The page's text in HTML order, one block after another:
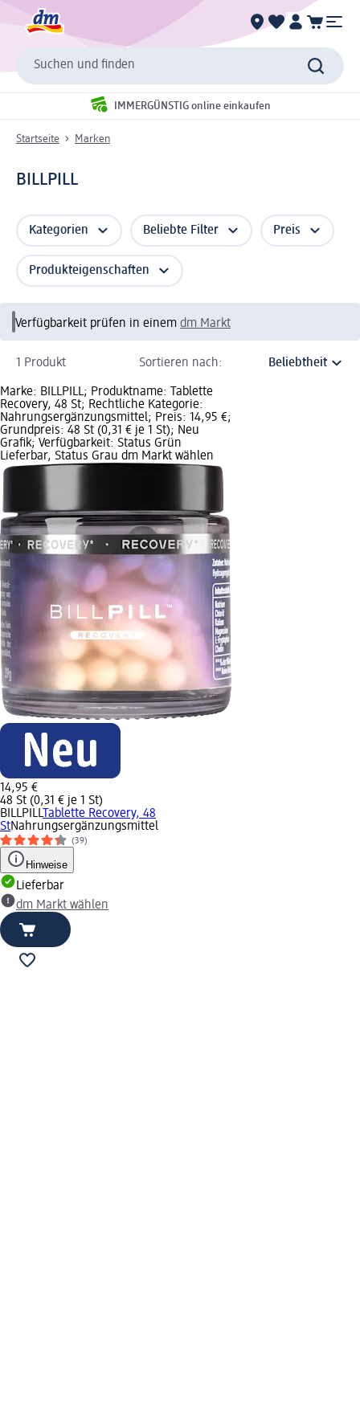
Suchen und finden
IMMERGÜNSTIG online einkaufen
Startseite Marken
BILLPILL
Kategorien Beliebte Filter Preis
Produkteigenschaften
Verfügbarkeit prüfen in einem dm Markt
1 Produkt Sortieren nach:
Marke: BILLPILL; Produktname: Tablette
Recovery, 48 St; Rechtliche Kategorie:
Nahrungsergänzungsmittel; Preis: 14,95 €;
Grundpreis: 48 St (0,31 € je 1 St); Neu
Grafik; Verfügbarkeit: Status Grün
Lieferbar, Status Grau dm Markt wählen
14,95 €
48 St (0,31 € je 1 St)
BILLPILLTablette Recovery, 48
StNahrungsergänzungsmittel
(39)
Hinweise
Lieferbar
dm Markt wählen